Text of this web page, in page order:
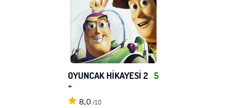
OYUNCAK HİKAYESİ 2 5
+
8,0 /10